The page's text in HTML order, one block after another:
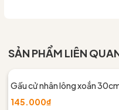
SẢN PHẨM LIÊN
Gấu cử nhân lông xoắn
145.000₫